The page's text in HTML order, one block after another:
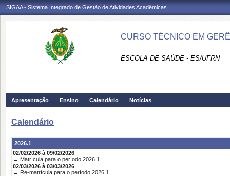
SIGAA - Sistema Integrado de Gestão de Atividades Acadêmicas
CURSO TÉCNICO EM
ESCOLA DE SAÚDE - ES/UFRN
Apresentação Ensino Calendário Notícias
Calendário
2026.1
02/02/2026 à 09/02/2026
→ Matrícula para o período 2026.1.
02/03/2026 à 03/03/2026
→ Re-matrícula para o período 2026.1.